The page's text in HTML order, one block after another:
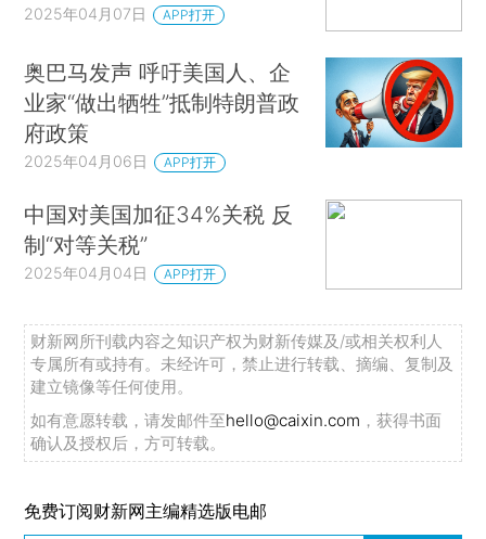
2025年04月07日 APP打开
奥巴马发声 呼吁美国人、企
业家“做出牺牲”抵制特朗普政
府政策
2025年04月06日 APP打开
中国对美国加征34%关税 反
制“对等关税”
2025年04月04日 APP打开
财新网所刊载内容之知识产权为财新传媒及/或相关权利人
专属所有或持有。未经许可，禁止进行转载、摘编、复制及
建立镜像等任何使用。
如有意愿转载，请发邮件至hello@caixin.com ，获得书面
确认及授权后，方可转载。
免费订阅财新网主编精选版电邮